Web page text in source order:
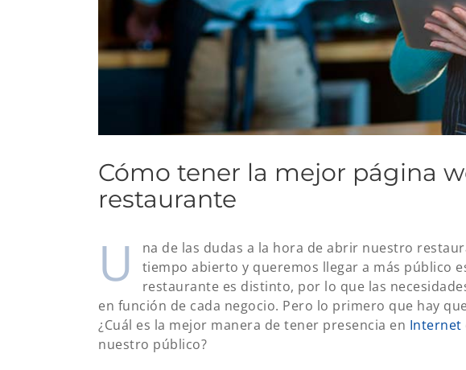
Cómo tener la mejor página
restaurante
U
na de las dudas a la hora de abrir nuestro
tiempo abierto y queremos llegar a más público
restaurante es distinto, por lo que las
en función de cada negocio. Pero lo primero que hay
¿Cuál es la mejor manera de tener presencia en Internet
nuestro público?